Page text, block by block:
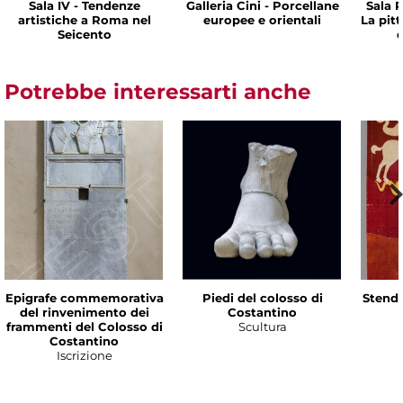
Sala IV - Tendenze
artistiche a Roma nel
Seicento
Galleria Cini - Porcellane
europee e orientali
Sala
La
Potrebbe interessarti anche
Epigrafe commemorativa
del rinvenimento dei
frammenti del Colosso di
Costantino
Iscrizione
Piedi del colosso di
Costantino
Scultura